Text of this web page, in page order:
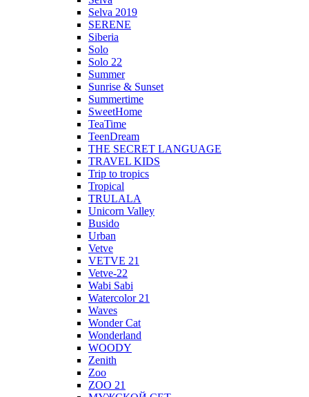
Selva 2019
SERENE
Siberia
Solo
Solo 22
Summer
Sunrise & Sunset
Summertime
SweetHome
TeaTime
TeenDream
THE SECRET LANGUAGE
TRAVEL KIDS
Trip to tropics
Tropical
TRULALA
Unicorn Valley
Busido
Urban
Vetve
VETVE 21
Vetve-22
Wabi Sabi
Watercolor 21
Waves
Wonder Cat
Wonderland
WOODY
Zenith
Zoo
ZOO 21